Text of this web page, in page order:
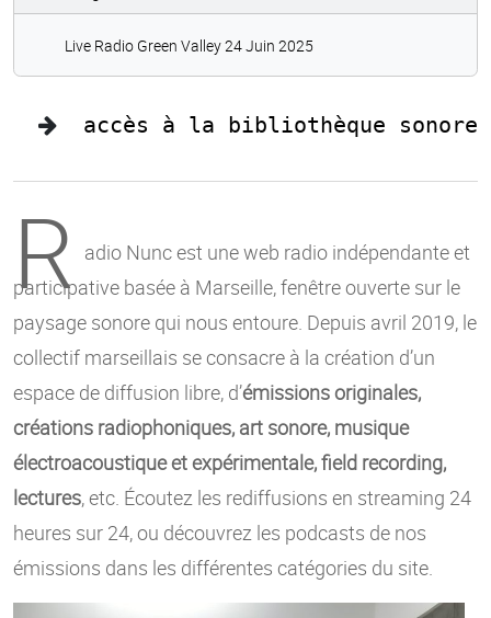
Live Radio Green Valley 24 Juin 2025
accès à la bibliothèque sonore
R adio Nunc est une web radio indépendante et
participative basée à Marseille, fenêtre ouverte sur le
paysage sonore qui nous entoure. Depuis avril 2019, le
collectif marseillais se consacre à la création d’un
espace de diffusion libre, d’émissions originales,
créations radiophoniques, art sonore, musique
électroacoustique et expérimentale, field recording,
lectures, etc. Écoutez les rediffusions en streaming 24
heures sur 24, ou découvrez les podcasts de nos
émissions dans les différentes catégories du site.